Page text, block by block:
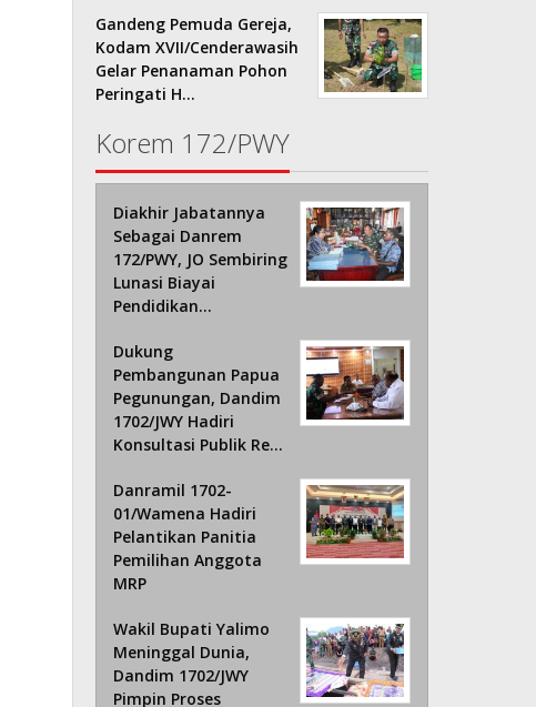
Gandeng Pemuda Gereja,
Kodam XVII/Cenderawasih
Gelar Penanaman Pohon
Peringati H…
Korem 172/PWY
Diakhir Jabatannya
Sebagai Danrem
172/PWY, JO Sembiring
Lunasi Biayai
Pendidikan…
Dukung
Pembangunan Papua
Pegunungan, Dandim
1702/JWY Hadiri
Konsultasi Publik Re…
Danramil 1702-
01/Wamena Hadiri
Pelantikan Panitia
Pemilihan Anggota
MRP
Wakil Bupati Yalimo
Meninggal Dunia,
Dandim 1702/JWY
Pimpin Proses